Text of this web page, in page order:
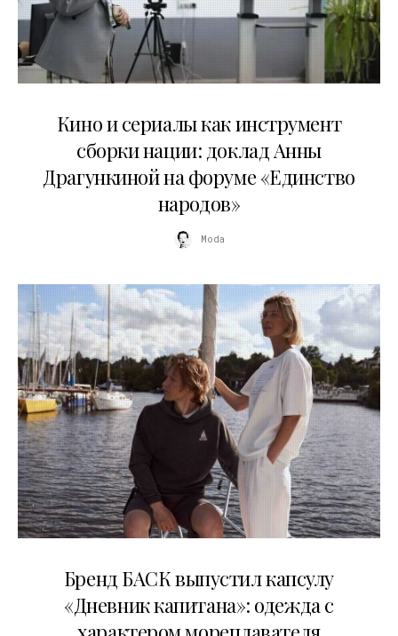
Кино и сериалы как инструмент
сборки нации: доклад Анны
Драгункиной на форуме «Единство
народов»
Moda
Бренд БАСК выпустил капсулу
«Дневник капитана»: одежда с